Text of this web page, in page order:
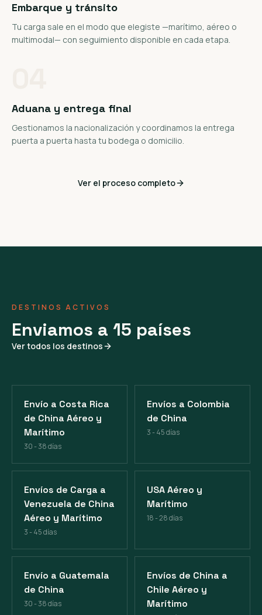
Embarque y tránsito
Tu carga sale en el modo que elegiste —marítimo, aéreo o
multimodal— con seguimiento disponible en cada etapa.
Aduana y entrega final
Gestionamos la nacionalización y coordinamos la entrega
puerta a puerta hasta tu bodega o domicilio.
Ver el proceso completo
DESTINOS ACTIVOS
Enviamos a 15 países
Ver todos los destinos
Envío a Costa Rica
de China Aéreo y
Marítimo
30 - 38 días
Envíos a Colombia
de China
3 - 45 días
Envíos de Carga a
Venezuela de China
Aéreo y Marítimo
3 - 45 días
USA Aéreo y
Marítimo
18 - 28 días
Envío a Guatemala
de China
30 - 38 días
Envíos de China a
Chile Aéreo y
Marítimo